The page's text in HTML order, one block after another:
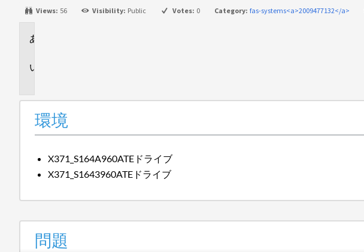
Views: 56 Visibility: Public Votes: 0 Category: fas-systems<a>2009477132</a>
環境
X371_S164A960ATEドライブ
X371_S1643960ATEドライブ
問題